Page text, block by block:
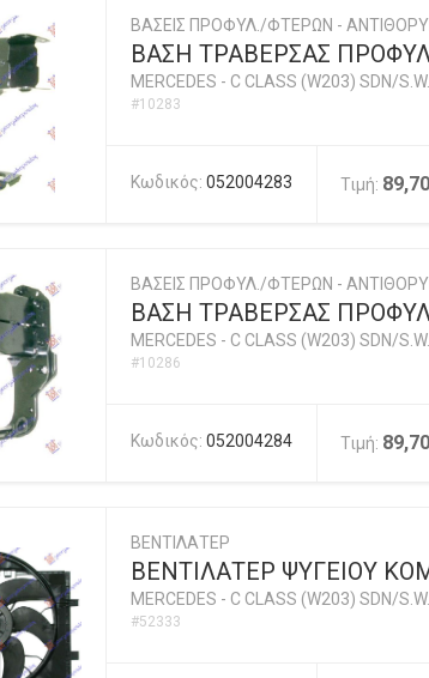
ΒΑΣΕΙΣ ΠΡΟΦΥΛ./ΦΤΕΡΩΝ -
ΒΑΣΗ ΤΡΑΒΕΡΣΑΣ
MERCEDES - C CLASS (W203) SDN/
#10283
Κωδικός: 052004283 Τιμή:
ΒΑΣΕΙΣ ΠΡΟΦΥΛ./ΦΤΕΡΩΝ -
ΒΑΣΗ ΤΡΑΒΕΡΣΑΣ
MERCEDES - C CLASS (W203) SDN/
#10286
Κωδικός: 052004284 Τιμή:
ΒΕΝΤΙΛΑΤΕΡ
ΒΕΝΤΙΛΑΤΕΡ ΨΥΓΕΙΟΥ
MERCEDES - C CLASS (W203) SDN/
#52333